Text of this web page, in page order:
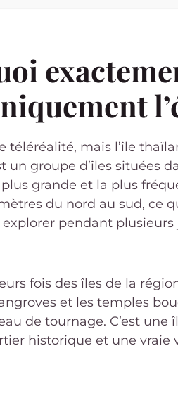
téléréalité, mais l’île
un groupe d’îles situées
grande et la plus
du nord au sud, ce
pendant plusieurs
fois des îles de la
et les temples
de tournage. C’est une
historique et une vraie